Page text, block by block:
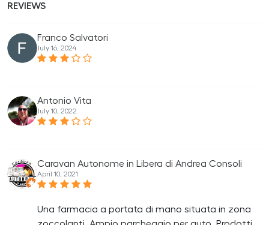
REVIEWS
Franco Salvatori
July 16, 2024
Antonio Vita
July 10, 2022
Caravan Autonome in Libera di Andrea Consoli
April 10, 2021
Una farmacia a portata di mano situata in zona